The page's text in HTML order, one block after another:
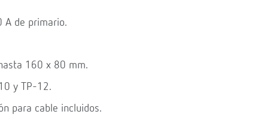
A de primario.
160 x 80 mm.
y TP-12.
para cable incluidos.